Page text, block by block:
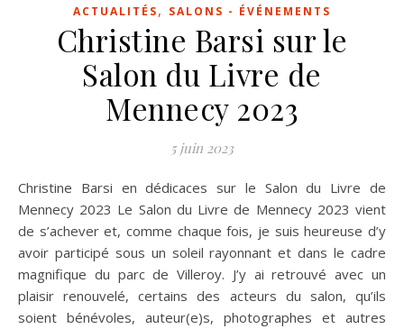
ACTUALITÉS, SALONS - ÉVÉNEMENTS
Christine Barsi sur le
Salon du Livre de
Mennecy 2023
5 juin 2023
Christine Barsi en dédicaces sur le Salon du Livre de
Mennecy 2023 Le Salon du Livre de Mennecy 2023 vient
de s’achever et, comme chaque fois, je suis heureuse d’y
avoir participé sous un soleil rayonnant et dans le cadre
magnifique du parc de Villeroy. J’y ai retrouvé avec un
plaisir renouvelé, certains des acteurs du salon, qu’ils
soient bénévoles, auteur(e)s, photographes et autres